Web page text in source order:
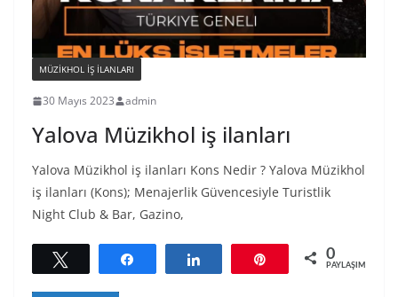
MÜZIKHOL IŞ ILANLARI
30 Mayıs 2023 admin
Yalova Müzikhol iş ilanları
Yalova Müzikhol iş ilanları Kons Nedir ? Yalova Müzikhol
iş ilanları (Kons); Menajerlik Güvencesiyle Turistlik
Night Club & Bar, Gazino,
Tweetle 0
PAYLAŞIMLAR